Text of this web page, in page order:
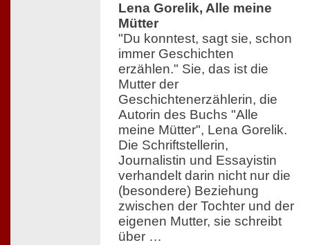
Lena Gorelik, Alle meine
Mütter
"Du konntest, sagt sie, schon
immer Geschichten
erzählen." Sie, das ist die
Mutter der
Geschichtenerzählerin, die
Autorin des Buchs "Alle
meine Mütter", Lena Gorelik.
Die Schriftstellerin,
Journalistin und Essayistin
verhandelt darin nicht nur die
(besondere) Beziehung
zwischen der Tochter und der
eigenen Mutter, sie schreibt
über …